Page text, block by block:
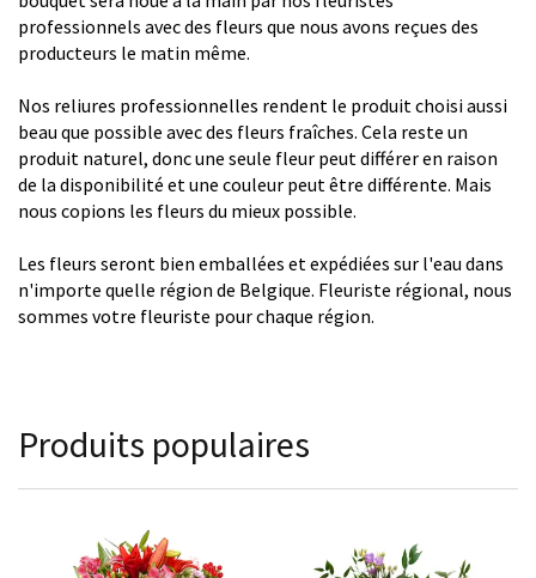
professionnels avec des fleurs que nous avons reçues des
producteurs le matin même.
Nos reliures professionnelles rendent le produit choisi aussi
beau que possible avec des fleurs fraîches. Cela reste un
produit naturel, donc une seule fleur peut différer en raison
de la disponibilité et une couleur peut être différente. Mais
nous copions les fleurs du mieux possible.
Les fleurs seront bien emballées et expédiées sur l'eau dans
n'importe quelle région de Belgique. Fleuriste régional, nous
sommes votre fleuriste pour chaque région.
Produits populaires